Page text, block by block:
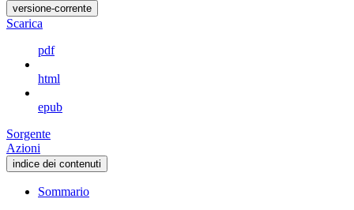
versione-corrente
Scarica
pdf
html
epub
Sorgente
Azioni
indice dei contenuti
Sommario